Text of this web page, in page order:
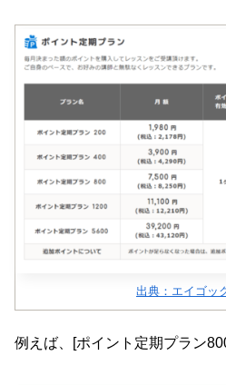
出典：エイゴッ
例えば、[ポイント定期プラン